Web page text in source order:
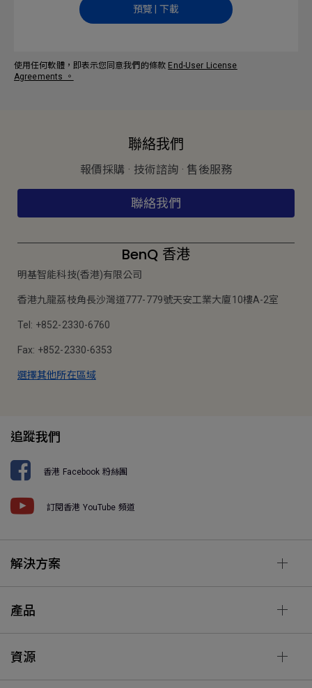
預覽 | 下載
使用任何軟體，即表示您同意我們的條款 End-User License
Agreements 。
聯絡我們
報價採購 · 技術諮詢 · 售後服務
聯絡我們
BenQ 香港
明基智能科技(香港)有限公司
香港九龍荔枝角長沙灣道777-779號天安工業大廈10樓A-2室
Tel: +852-2330-6760
Fax: +852-2330-6353
選擇其他所在區域
追蹤我們
香港 Facebook 粉絲團
訂閱香港 YouTube 頻道
解決方案
產品
資源